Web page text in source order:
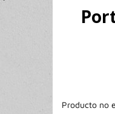
Producto no